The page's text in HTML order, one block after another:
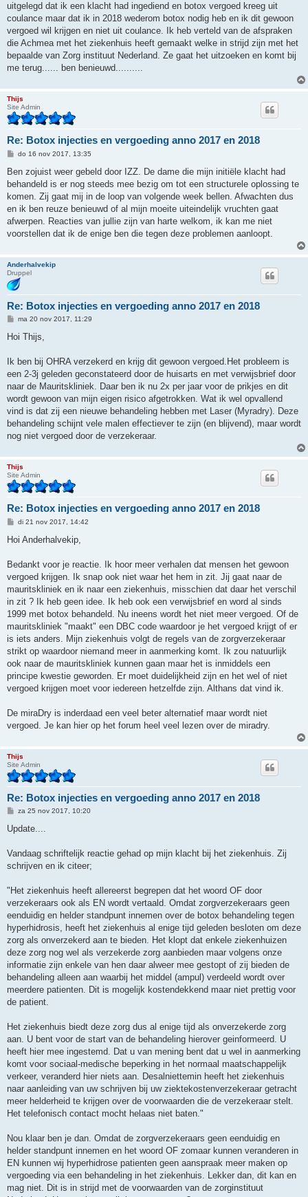
uitgelegd dat ik een klacht had ingediend en botox vergoed kreeg uit
coulance maar dat ik in 2018 wederom botox nodig heb en ik dit gewoon
vergoed wil krijgen en niet uit coulance. Ik heb verteld van de afspraken
die Achmea met het ziekenhuis heeft gemaakt welke in strijd zijn met het
bepaalde van Zorg instituut Nederland. Ze gaat het uitzoeken en komt bij
me terug...... ben benieuwd..........
Thijs
Site Admin
Re: Botox injecties en vergoeding anno 2017 en 2018
B
r
c
h
do 16 nov 2017, 13:35
Ben zojuist weer gebeld door IZZ. De dame die mijn initiële klacht had
behandeld is er nog steeds mee bezig om tot een structurele oplossing te
komen. Zij gaat mij in de loop van volgende week bellen. Afwachten dus
en ik ben reuze benieuwd of al mijn moeite uiteindelijk vruchten gaat
afwerpen. Reacties van jullie zijn van harte welkom, ik kan me niet
voorstellen dat ik de enige ben die tegen deze problemen aanloopt.
Anderhalvekip
Druppel
Re: Botox injecties en vergoeding anno 2017 en 2018
B
r
h
ma 20 nov 2017, 11:29
Hoi Thijs,
Ik ben bij OHRA verzekerd en krijg dit gewoon vergoed.Het probleem is
een 2-3j geleden geconstateerd door de huisarts en met verwijsbrief door
naar de Mauritskliniek. Daar ben ik nu 2x per jaar voor de prikjes en dit
wordt gewoon van mijn eigen risico afgetrokken. Wat ik wel opvallend
vind is dat zij een nieuwe behandeling hebben met Laser (Myradry). Deze
behandeling schijnt vele malen effectiever te zijn (en blijvend), maar wordt
nog niet vergoed door de verzekeraar.
Thijs
Site Admin
Re: Botox injecties en vergoeding anno 2017 en 2018
B
r
h
di 21 nov 2017, 14:42
Hoi Anderhalvekip,
Bedankt voor je reactie. Ik hoor meer verhalen dat mensen het gewoon
vergoed krijgen. Ik snap ook niet waar het hem in zit. Jij gaat naar de
mauritskliniek en ik naar een ziekenhuis, misschien dat daar het verschil
in zit ? Ik heb geen idee. Ik heb ook een verwijsbrief en word al sinds
1999 met botox behandeld. Nu ineens wordt het niet meer vergoed. Of de
mauritskliniek "maakt" een DBC code waardoor je het vergoed krijgt of er
is iets anders. Mijn ziekenhuis volgt de regels van de zorgverzekeraar
strikt op waardoor niemand meer in aanmerking komt. Ik zou natuurlijk
ook naar de mauritskliniek kunnen gaan maar het is inmiddels een
principe kwestie geworden. Er moet duidelijkheid zijn en het wel of niet
vergoed krijgen moet voor iedereen hetzelfde zijn. Althans dat vind ik.
De miraDry is inderdaad een veel beter alternatief maar wordt niet
vergoed. Je kan hier op het forum heel veel lezen over de miradry.
Thijs
Site Admin
Re: Botox injecties en vergoeding anno 2017 en 2018
B
r
h
za 25 nov 2017, 10:20
Update....
Vandaag schriftelijk reactie gehad op mijn klacht bij het ziekenhuis. Zij
schrijven en ik citeer;
"Het ziekenhuis heeft allereerst begrepen dat het woord OF door
verzekeraars ook als EN wordt vertaald. Omdat zorgverzekeraars geen
eenduidig en helder standpunt innemen over de botox behandeling tegen
hyperhidrosis, heeft het ziekenhuis al enige tijd geleden besloten om deze
zorg als onverzekerd aan te bieden. Het klopt dat enkele ziekenhuizen
deze zorg nog wel als verzekerde zorg aanbieden maar volgens onze
informatie zijn enkele van hen daar alweer mee gestopt of zij bieden de
behandeling alleen aan waarbij het middel (ampul) verdeeld wordt over
meerdere patienten. Dit is mogelijk kostendekkend maar niet prettig voor
de patient.
Het ziekenhuis biedt deze zorg dus al enige tijd als onverzekerde zorg
aan. U bent voor de start van de behandeling hierover geinformeerd. U
heeft hier mee ingestemd. Dat u van mening bent dat u wel in aanmerking
komt voor sociaal-medische beperking in het normaal maatschappelijk
verkeer, veranderd hier niets aan. Desalniettemin heeft het ziekenhuis
naar aanleiding van uw schrijven bij uw ziektekostenverzekeraar getracht
meer helderheid te krijgen over de voorwaarden die de verzekeraar stelt.
Het telefonisch contact mocht helaas niet baten."
Nou klaar ben je dan. Omdat de zorgverzekeraars geen eenduidig en
helder standpunt innemen en het woord OF zomaar kunnen veranderen in
EN kunnen wij hyperhidrose patienten geen aanspraak meer maken op
vergoeding via een behandeling in het ziekenhuis. Lekker dan, dit kan en
mag niet. Dit is in strijd met de voorwaarden van de zorginstituut